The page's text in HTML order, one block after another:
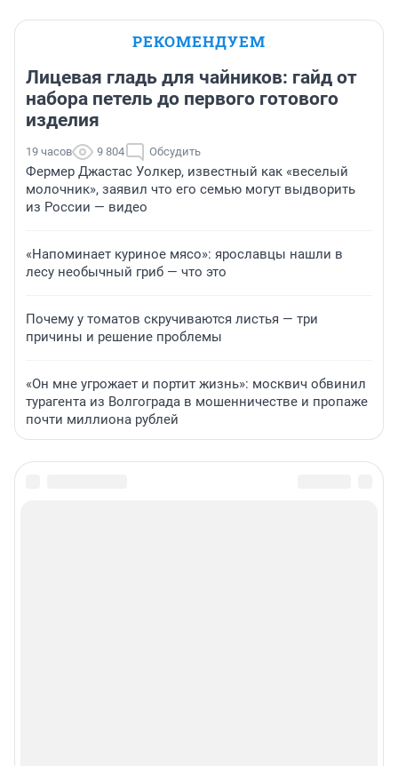
РЕКОМЕНДУЕМ
Лицевая гладь для чайников: гайд от
набора петель до первого готового
изделия
19 часов 9 804 Обсудить
Фермер Джастас Уолкер, известный как «веселый
молочник», заявил что его семью могут выдворить
из России — видео
«Напоминает куриное мясо»: ярославцы нашли в
лесу необычный гриб — что это
Почему у томатов скручиваются листья — три
причины и решение проблемы
«Он мне угрожает и портит жизнь»: москвич обвинил
турагента из Волгограда в мошенничестве и пропаже
почти миллиона рублей